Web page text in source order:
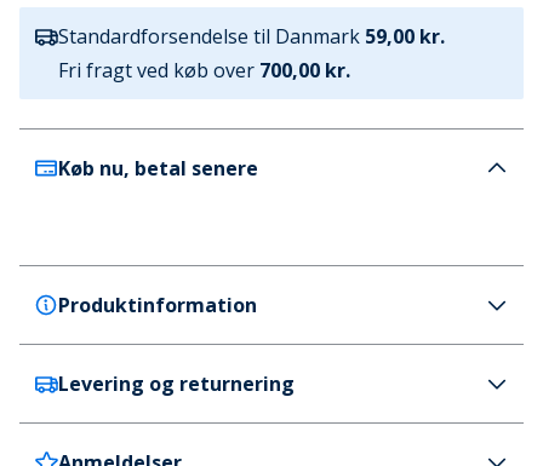
Standardforsendelse til Danmark 59,00 kr.
Fri fragt ved køb over 700,00 kr.
Køb nu, betal senere
Produktinformation
Puma
Puma Herre Orbita Liga Portugal Hybrid Trænings
Fodbold Puma White
Levering og returnering